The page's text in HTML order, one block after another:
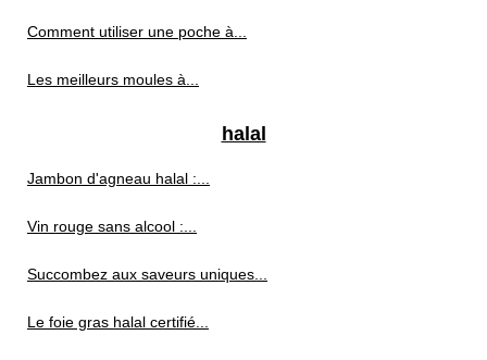
Comment utiliser une poche à...
Les meilleurs moules à...
halal
Jambon d'agneau halal :...
Vin rouge sans alcool :...
Succombez aux saveurs uniques...
Le foie gras halal certifié...